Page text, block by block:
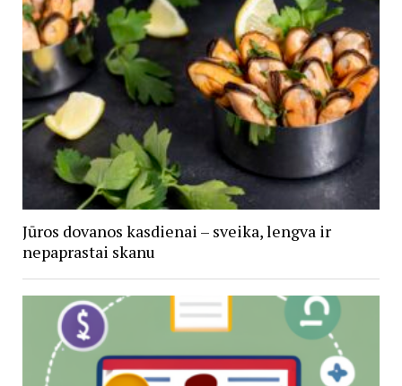
Jūros dovanos kasdienai – sveika, lengva ir
nepaprastai skanu